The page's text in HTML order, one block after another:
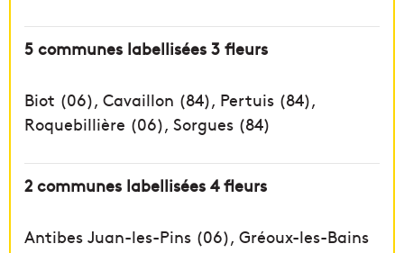
5 communes labellisées 3 fleurs
Biot (06), Cavaillon (84), Pertuis (84),
Roquebillière (06), Sorgues (84)
2 communes labellisées 4 fleurs
Antibes Juan-les-Pins (06), Gréoux-les-Bains